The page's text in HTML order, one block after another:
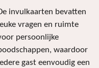
invulkaarten bevatten
vragen en ruimte
persoonlijke
waardoor
gast eenvoudig een